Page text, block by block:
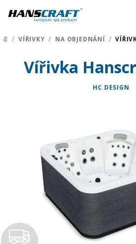
na
DOMŮ
/ VÍŘIVKY / NA OBJEDNÁNÍ /
Vířivka
HC DESIGN
Z